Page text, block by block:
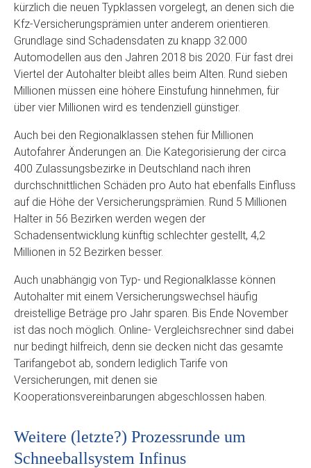
kürzlich die neuen Typklassen vorgelegt, an denen sich die
Kfz-Versicherungsprämien unter anderem orientieren.
Grundlage sind Schadensdaten zu knapp 32.000
Automodellen aus den Jahren 2018 bis 2020. Für fast drei
Viertel der Autohalter bleibt alles beim Alten. Rund sieben
Millionen müssen eine höhere Einstufung hinnehmen, für
über vier Millionen wird es tendenziell günstiger.
Auch bei den Regionalklassen stehen für Millionen
Autofahrer Änderungen an. Die Kategorisierung der circa
400 Zulassungsbezirke in Deutschland nach ihren
durchschnittlichen Schäden pro Auto hat ebenfalls Einfluss
auf die Höhe der Versicherungsprämien. Rund 5 Millionen
Halter in 56 Bezirken werden wegen der
Schadensentwicklung künftig schlechter gestellt, 4,2
Millionen in 52 Bezirken besser.
Auch unabhängig von Typ- und Regionalklasse können
Autohalter mit einem Versicherungswechsel häufig
dreistellige Beträge pro Jahr sparen. Bis Ende November
ist das noch möglich. Online- Vergleichsrechner sind dabei
nur bedingt hilfreich, denn sie decken nicht das gesamte
Tarifangebot ab, sondern lediglich Tarife von
Versicherungen, mit denen sie
Kooperationsvereinbarungen abgeschlossen haben.
Weitere (letzte?) Prozessrunde um
Schneeballsystem Infinus